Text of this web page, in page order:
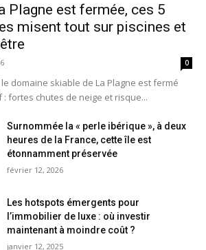
Plagne est fermée, ces 5
misent tout sur piscines et
0
le domaine skiable de La Plagne est fermé
fortes chutes de neige et risque...
Surnommée la « perle ibérique », à deux
heures de la France, cette île est
étonnamment préservée
février 12, 2026
Les hotspots émergents pour
l’immobilier de luxe : où investir
maintenant à moindre coût ?
janvier 12, 2025